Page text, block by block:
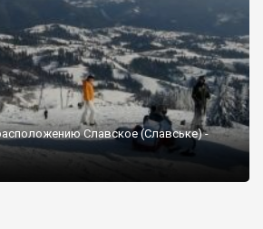
Славское (Славське) -